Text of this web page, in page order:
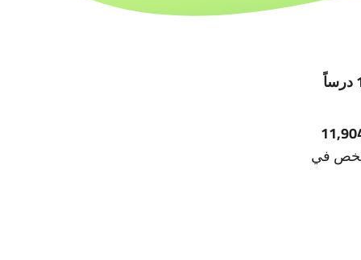
18 درساً
شخص في